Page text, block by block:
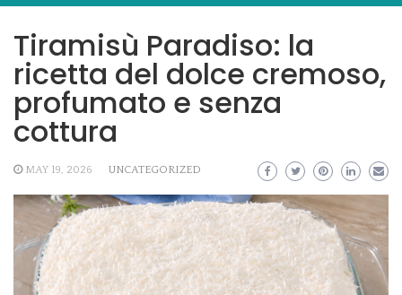
Tiramisù Paradiso: la
ricetta del dolce cremoso,
profumato e senza
cottura
MAY 19, 2026 UNCATEGORIZED